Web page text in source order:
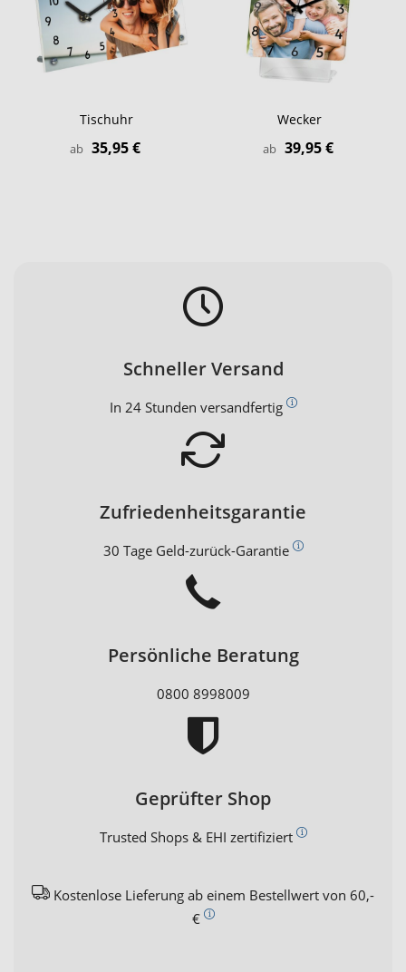
Tischuhr
ab 35,95 €
Wecker
ab 39,95 €
Schneller Versand
In 24 Stunden versandfertig
Zufriedenheitsgarantie
30 Tage Geld-zurück-Garantie
Persönliche Beratung
0800 8998009
Geprüfter Shop
Trusted Shops & EHI zertifiziert
Kostenlose Lieferung ab einem Bestellwert von 60,-
€